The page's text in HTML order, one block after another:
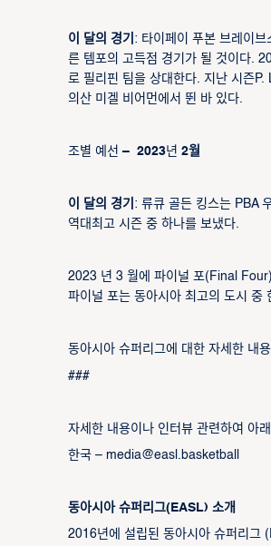
이 달의 경기 : 타이페이 푸본 브레이
른 템포의 고득점 경기가 될 것이다.
로 필리핀 팀을 상대한다. 지난 시즌
의산 미겔 비어먼에서 뛴 바 있다.
조별 예선 – 2023년 2월
이 달의 경기 : 류큐 골든 킹스는 PBA
역대최고 시즌 중 하나를 보냈다.
2023 년 3 월에 파이널 포(Final
파이널 포는 동아시아 최고의 도시 중
동아시아 슈퍼리그에 대한 자세한 내
###
자세한 내용이나 인터뷰 관련하여 아
한국 – media@easl.basketball
동아시아 슈퍼리그(EASL) 소개
2016년에 설립된 동아시아 슈퍼리그